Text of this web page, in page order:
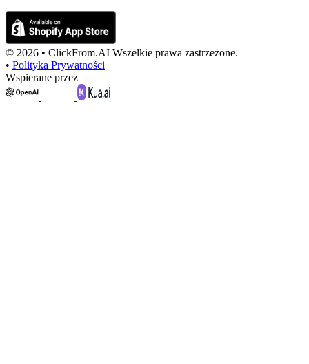
© 2026 • ClickFrom.AI Wszelkie prawa zastrzeżone.
• Polityka Prywatności
Wspierane przez